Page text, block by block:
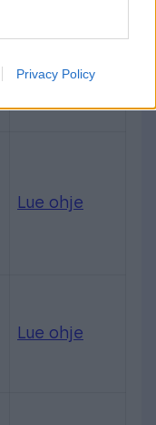
Privacy Policy
Lue ohje
Lue ohje